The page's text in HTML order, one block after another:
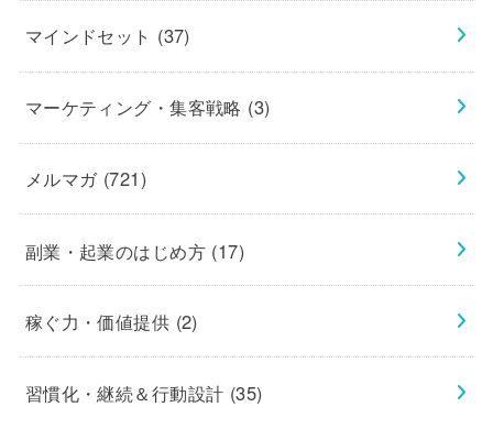
マインドセット (37)
マーケティング・集客戦略 (3)
メルマガ (721)
副業・起業のはじめ方 (17)
稼ぐ力・価値提供 (2)
習慣化・継続＆行動設計 (35)